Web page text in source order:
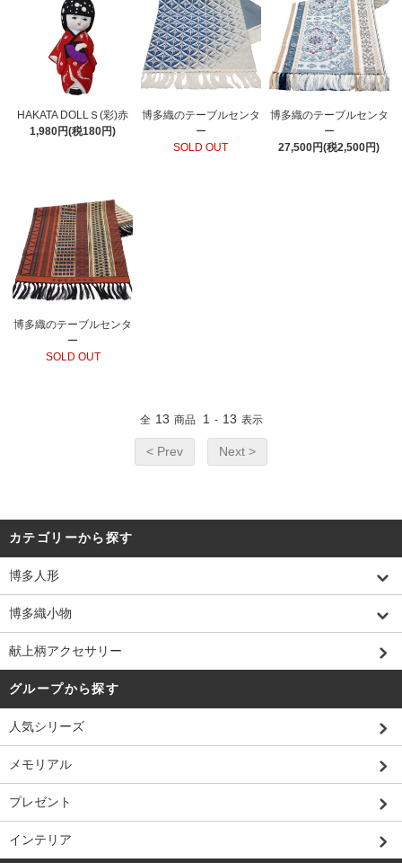
HAKATA DOLLＳ(彩)赤
1,980円(税180円)
博多織のテーブルセンタ
ー
SOLD OUT
博多織のテーブルセンタ
ー
27,500円(税2,500円)
博多織のテーブルセンタ
ー
SOLD OUT
全 13 商品 1 - 13 表示
< Prev Next >
カテゴリーから探す
博多人形
博多織小物
献上柄アクセサリー
グループから探す
人気シリーズ
メモリアル
プレゼント
インテリア